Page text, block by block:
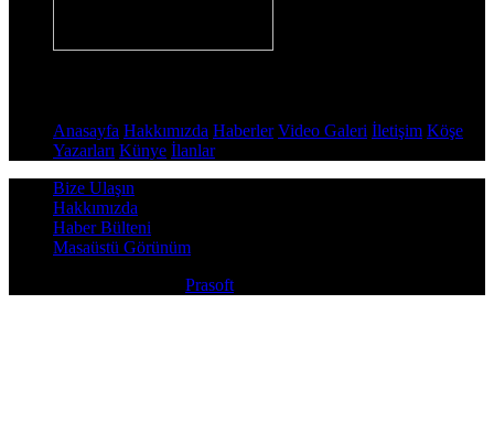
Anasayfa Hakkımızda Haberler Video Galeri İletişim Köşe
Yazarları Künye İlanlar
Bize Ulaşın
Hakkımızda
Haber Bülteni
Masaüstü Görünüm
Prasoft